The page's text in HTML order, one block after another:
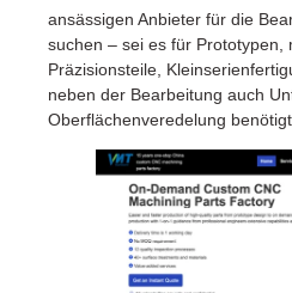
ansässigen Anbieter für die
suchen – sei es für Prototypen,
Präzisionsteile,
neben der Bearbeitung auch
Oberflächenveredelung benötigt